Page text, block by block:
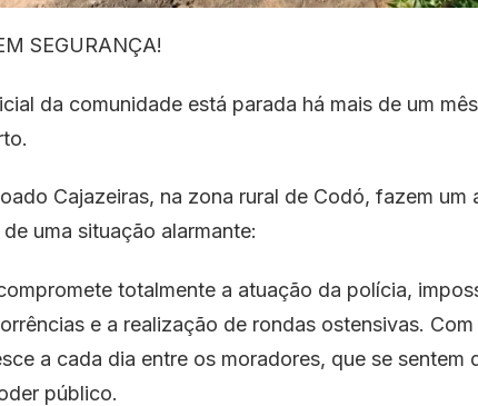
SEGURANÇA!
da comunidade está parada há mais de um
Cajazeiras, na zona rural de Codó, fazem um
uma situação alarmante:
totalmente a atuação da polícia,
e a realização de rondas ostensivas.
a cada dia entre os moradores, que se sentem
público.